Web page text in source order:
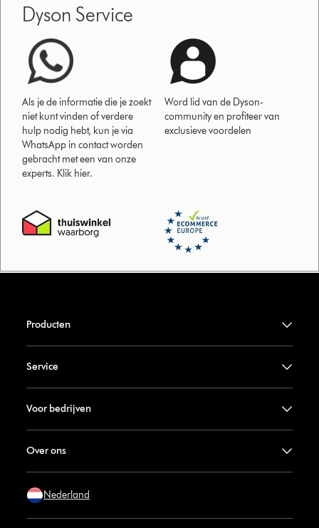
Dyson Service
Als je de informatie die je zoekt
niet kunt vinden of verdere
hulp nodig hebt, kun je via
WhatsApp in contact worden
gebracht met een van onze
experts. Klik hier.
Word lid van de Dyson-
community en profiteer van
exclusieve voordelen
Producten
Service
Voor bedrijven
Over ons
Nederland